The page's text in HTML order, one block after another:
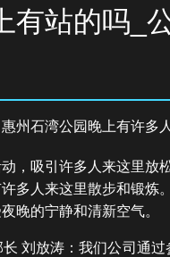
有站的吗_
州石湾公园晚上有许多
，吸引许多人来这里放
多人来这里散步和锻炼
晚的宁静和清新空气。
刘放涛：我们公司通